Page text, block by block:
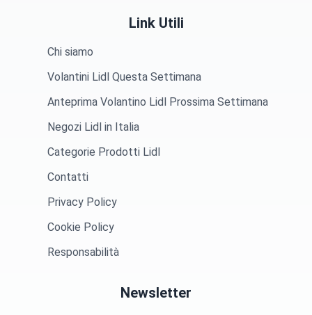
Link Utili
Chi siamo
Volantini Lidl Questa Settimana
Anteprima Volantino Lidl Prossima Settimana
Negozi Lidl in Italia
Categorie Prodotti Lidl
Contatti
Privacy Policy
Cookie Policy
Responsabilità
Newsletter